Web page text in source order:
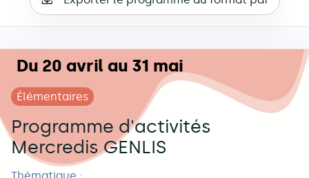
Du 20 avril au 31 mai
Élémentaires
Programme d'activités
Mercredis GENLIS